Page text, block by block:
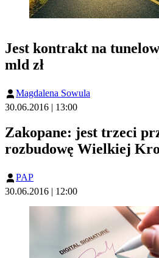
Jest kontrakt na
mld zł
Magdalena Sowula
30.06.2016 | 13:00
Zakopane: jest trzeci
rozbudowę Wielkiej
PAP
30.06.2016 | 12:00